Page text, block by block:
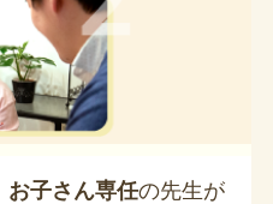
お子さん専任の先生が